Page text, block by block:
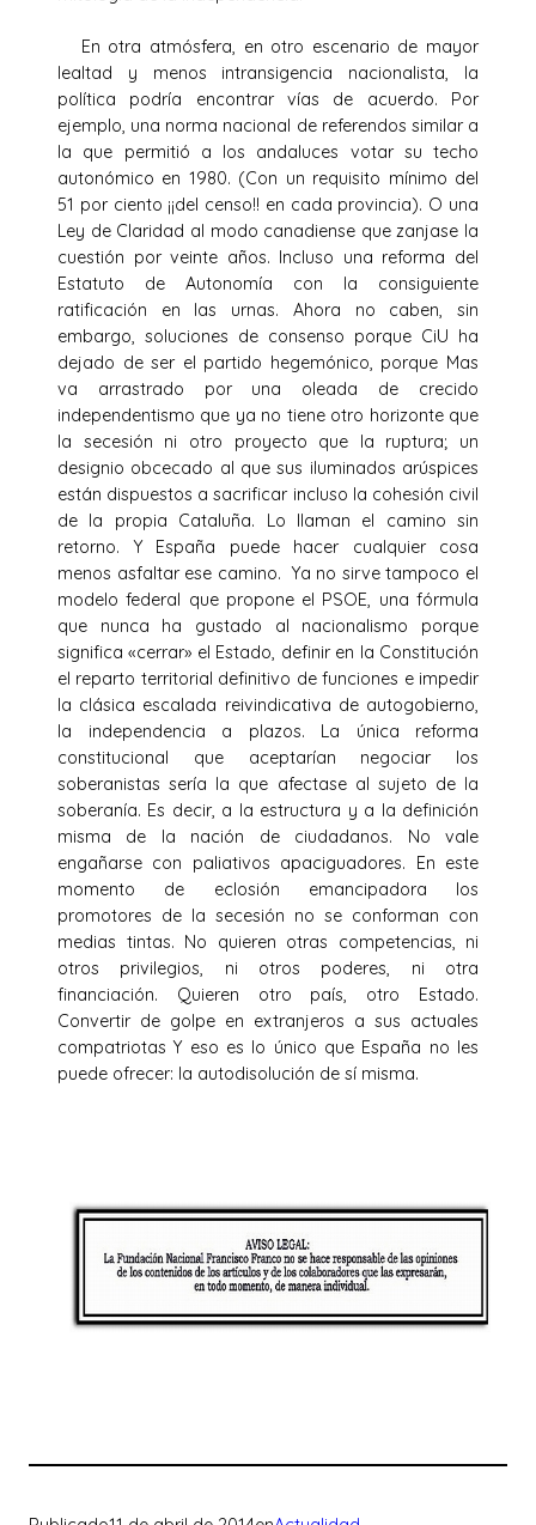
En otra atmósfera, en otro escenario de mayor
lealtad y menos intransigencia nacionalista, la
política podría encontrar vías de acuerdo. Por
ejemplo, una norma nacional de referendos similar a
la que permitió a los andaluces votar su techo
autonómico en 1980. (Con un requisito mínimo del
51 por ciento ¡¡del censo!! en cada provincia). O una
Ley de Claridad al modo canadiense que zanjase la
cuestión por veinte años. Incluso una reforma del
Estatuto de Autonomía con la consiguiente
ratificación en las urnas. Ahora no caben, sin
embargo, soluciones de consenso porque CiU ha
dejado de ser el partido hegemónico, porque Mas
va arrastrado por una oleada de crecido
independentismo que ya no tiene otro horizonte que
la secesión ni otro proyecto que la ruptura; un
designio obcecado al que sus iluminados arúspices
están dispuestos a sacrificar incluso la cohesión civil
de la propia Cataluña. Lo llaman el camino sin
retorno. Y España puede hacer cualquier cosa
menos asfaltar ese camino. Ya no sirve tampoco el
modelo federal que propone el PSOE, una fórmula
que nunca ha gustado al nacionalismo porque
significa «cerrar» el Estado, definir en la Constitución
el reparto territorial definitivo de funciones e impedir
la clásica escalada reivindicativa de autogobierno,
la independencia a plazos. La única reforma
constitucional que aceptarían negociar los
soberanistas sería la que afectase al sujeto de la
soberanía. Es decir, a la estructura y a la definición
misma de la nación de ciudadanos. No vale
engañarse con paliativos apaciguadores. En este
momento de eclosión emancipadora los
promotores de la secesión no se conforman con
medias tintas. No quieren otras competencias, ni
otros privilegios, ni otros poderes, ni otra
financiación. Quieren otro país, otro Estado.
Convertir de golpe en extranjeros a sus actuales
compatriotas Y eso es lo único que España no les
puede ofrecer: la autodisolución de sí misma.